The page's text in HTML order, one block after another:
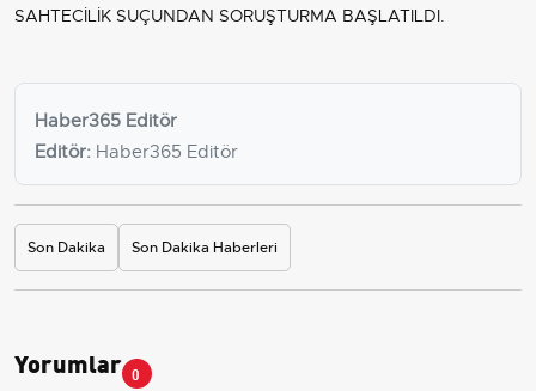
SAHTECİLİK SUÇUNDAN SORUŞTURMA BAŞLATILDI.
Haber365 Editör
Editör: Haber365 Editör
Son Dakika Son Dakika Haberleri
Yorumlar 0